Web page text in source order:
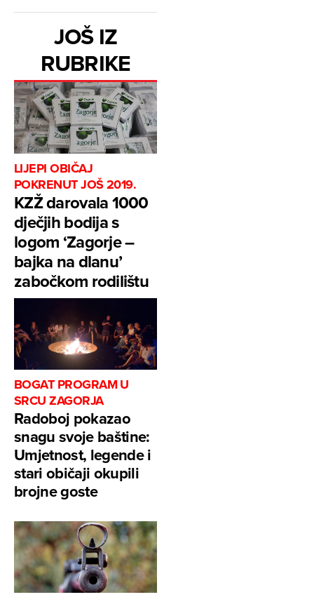
JOŠ IZ
RUBRIKE
LIJEPI OBIČAJ
POKRENUT JOŠ 2019.
KZŽ darovala 1000
dječjih bodija s
logom ‘Zagorje –
bajka na dlanu’
zabočkom rodilištu
BOGAT PROGRAM U
SRCU ZAGORJA
Radoboj pokazao
snagu svoje baštine:
Umjetnost, legende i
stari običaji okupili
brojne goste